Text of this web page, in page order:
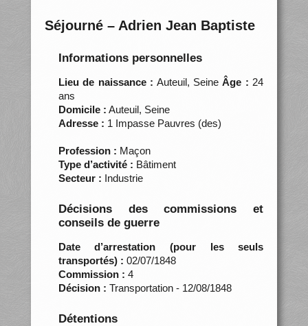
Séjourné – Adrien Jean Baptiste
Informations personnelles
Lieu de naissance : Auteuil, SeineÂge : 24
ans
Domicile : Auteuil, Seine
Adresse : 1 Impasse Pauvres (des)
Profession : Maçon
Type d’activité : Bâtiment
Secteur : Industrie
Décisions des commissions et
conseils de guerre
Date d’arrestation (pour les seuls
transportés) : 02/07/1848
Commission : 4
Décision : Transportation - 12/08/1848
Détentions